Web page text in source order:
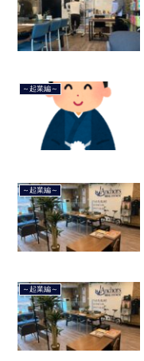
～起業編～
～起業編～
～起業編～